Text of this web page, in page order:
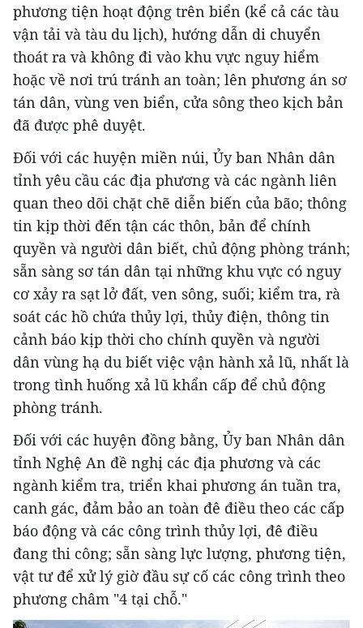
phương tiện hoạt động trên biển (kể cả các tàu
vận tải và tàu du lịch), hướng dẫn di chuyển
thoát ra và không đi vào khu vực nguy hiểm
hoặc về nơi trú tránh an toàn; lên phương án sơ
tán dân, vùng ven biển, cửa sông theo kịch bản
đã được phê duyệt.
Đối với các huyện miền núi, Ủy ban Nhân dân
tỉnh yêu cầu các địa phương và các ngành liên
quan theo dõi chặt chẽ diễn biến của bão; thông
tin kịp thời đến tận các thôn, bản để chính
quyền và người dân biết, chủ động phòng tránh;
sẵn sàng sơ tán dân tại những khu vực có nguy
cơ xảy ra sạt lở đất, ven sông, suối; kiểm tra, rà
soát các hồ chứa thủy lợi, thủy điện, thông tin
cảnh báo kịp thời cho chính quyền và người
dân vùng hạ du biết việc vận hành xả lũ, nhất là
trong tình huống xả lũ khẩn cấp để chủ động
phòng tránh.
Đối với các huyện đồng bằng, Ủy ban Nhân dân
tỉnh Nghệ An đề nghị các địa phương và các
ngành kiểm tra, triển khai phương án tuần tra,
canh gác, đảm bảo an toàn đê điều theo các cấp
báo động và các công trình thủy lợi, đê điều
đang thi công; sẵn sàng lực lượng, phương tiện,
vật tư để xử lý giờ đầu sự cố các công trình theo
phương châm "4 tại chỗ."